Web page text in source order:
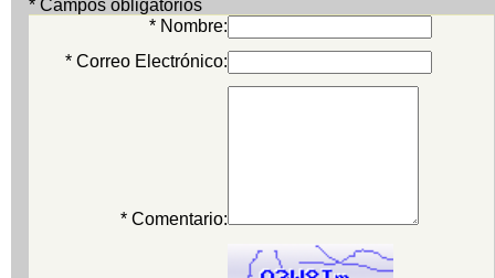
* Campos obligatorios
* Nombre:
* Correo Electrónico:
* Comentario: